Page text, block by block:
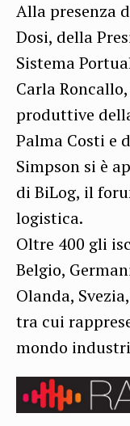
Alla presenza
Dosi, della
Sistema
Carla
produttive
Palma Costi e
Simpson si è
di BiLog, il
logistica.
Oltre 400 gli
Belgio,
Olanda,
tra cui
mondo